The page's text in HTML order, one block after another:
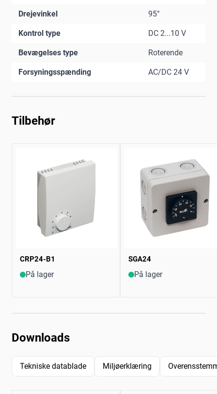
Drejevinkel 95°
Kontrol type DC 2...10 V
Bevægelses type Roterende
Forsyningsspænding AC/DC 24 V
Tilbehør
CRP24-B1
På lager
SGA24
På lager
Downloads
Tekniske datablade Miljøerklæring